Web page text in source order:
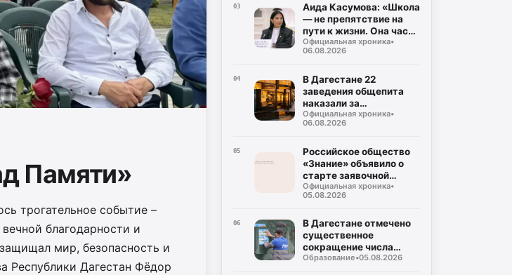
Памяти»
трогательное событие –
благодарности и
мир, безопасность и
Республики Дагестан Фёдор
03
Аида Касумова: «Школа
— не препятствие на
пути к жизни. Она часть
подготовки к этой
жизни»
Официальная хроника•
06.08.2026
04
В Дагестане 22
заведения общепита
наказали за
использование мясо-
молочной продукции
Официальная хроника•
06.08.2026
05
Российское общество
«Знание» объявило о
старте заявочной
кампании на соискание
Просветительской
Премия-2026»
Официальная хроника•
05.08.2026
06
В Дагестане отмечено
существенное
сокращение числа
случаев некорректного
Образование•05.08.2026